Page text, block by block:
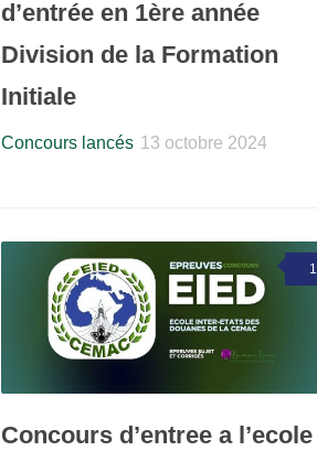
d’entrée en 1ère année
Division de la Formation
Initiale
Concours lancés 13 octobre 2024
1
Concours d’entree a l’ecole